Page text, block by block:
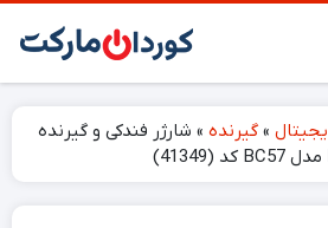
» گیرنده » شارژر فندکی و گیرنده